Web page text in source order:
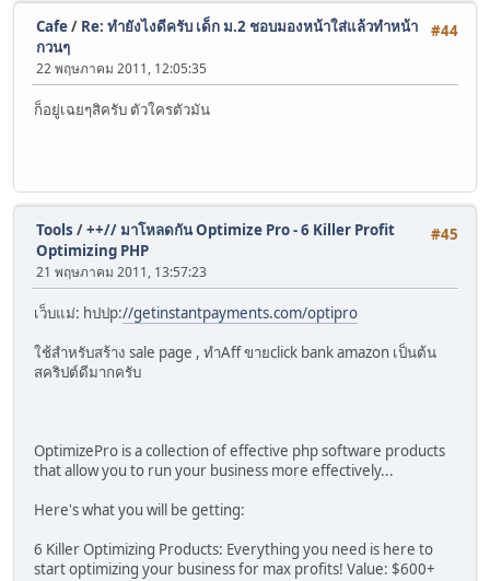
#44
Cafe/ Re: ทำยังไงดีครับ เด็ก ม.2 ชอบมองหน้าใส่แล้วทำหน้า
กวนๆ
22 พฤษภาคม 2011, 12:05:35
ก็อยู่เฉยๆสิครับ ตัวใครตัวมัน
#45
Tools /++// มาโหลดกัน Optimize Pro - 6 Killer Profit
Optimizing PHP
21 พฤษภาคม 2011, 13:57:23
เว็บแม่: hปปp://getinstantpayments.com/optipro
ใช้สำหรับสร้าง sale page , ทำAff ขายclick bank amazon เป็นต้น
สคริปต์ดีมากครับ
OptimizePro is a collection of effective php software products
that allow you to run your business more effectively...
Here's what you will be getting:
6 Killer Optimizing Products: Everything you need is here to
start optimizing your business for max profits! Value: $600+